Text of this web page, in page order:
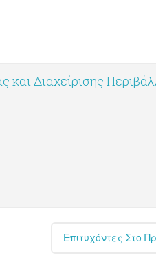
και Διαχείρισης
Επιτυχόντες Στο